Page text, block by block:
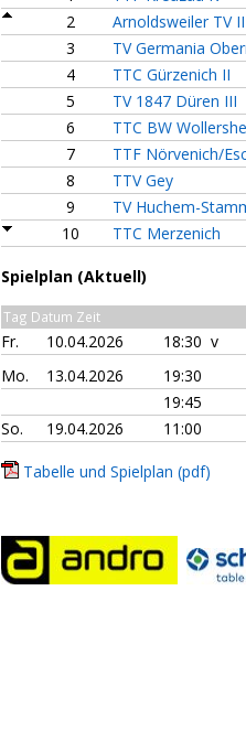
2
Arnoldsweiler TV II
3
TV Germania
4
TTC Gürzenich II
5
TV 1847 Düren III
6
TTC BW
7
TTF Nörvenich/
8
TTV Gey
9
TV Huchem-
10
TTC Merzenich
Spielplan (Aktuell)
Tag Datum Zeit
Fr. 10.04.2026
18:30 v
Mo.
13.04.2026
19:30
19:45
So.
19.04.2026 11:00
Tabelle und Spielplan (pdf)